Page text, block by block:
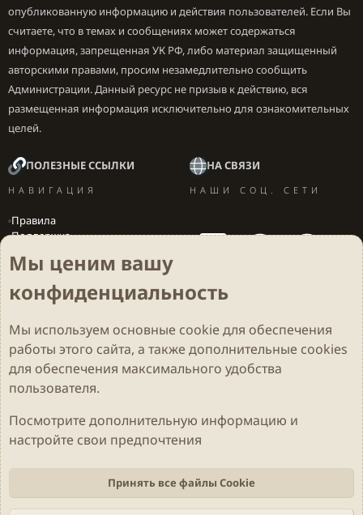
опубликованную информацию и действия пользователей. Если Вы
считаете, что в темах и сообщениях может содержаться
информация, запрещенная УК РФ, либо материал защищенный
авторскими правами, просим незамедлительно сообщить
Администрации. Данный ресурс не призыв к действию, вся
размещенная информация исключительно для ознакомительных
целей.
ПОЛЕЗНЫЕ ССЫЛКИ
НАВИГАЦИЯ
Правила
Поддержка
Локализация игр
НА СВЯЗИ
НАШИ СОЦ. СЕТИ
Cookies Darkdale - Основа [v.2.3.2 rc1] 🔥
Русский (RU)
Обратная связь
Условия и правила
Политика конфиденциальности
Помощь
R
ЛокализацияLiaNdrY
Мы ценим вашу
конфиденциальность
Мы используем основные cookieдля обеспечения
работы этого сайта, а также дополнительные cookies
для обеспечения максимального удобства
пользователя.
Посмотрите дополнительную информацию и
настройте свои предпочтения
Принять все файлы Cookie